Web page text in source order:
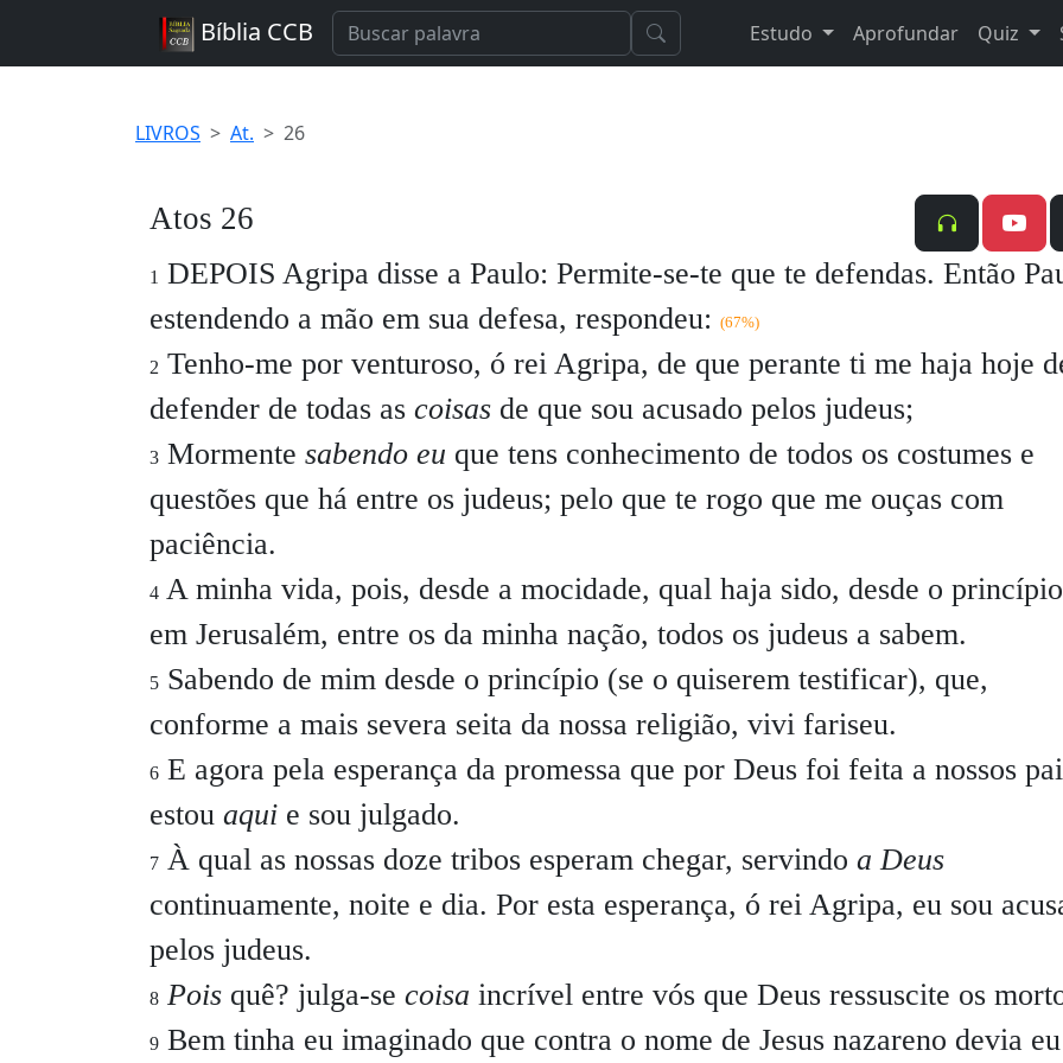
Bíblia CCB Estudo Aprofundar Quiz
LIVROS At. 26
Atos 26
1 DEPOIS Agripa disse a Paulo: Permite-se-te que te defendas. Então
estendendo a mão em sua defesa, respondeu: (67%)
2 Tenho-me por venturoso, ó rei Agripa, de que perante ti me haja hoje
defender de todas as coisas de que sou acusado pelos judeus;
3 Mormente sabendo eu que tens conhecimento de todos os costumes e
questões que há entre os judeus; pelo que te rogo que me ouças com
paciência.
4 A minha vida, pois, desde a mocidade, qual haja sido, desde o
em Jerusalém, entre os da minha nação, todos os judeus a sabem.
5 Sabendo de mim desde o princípio (se o quiserem testificar), que,
conforme a mais severa seita da nossa religião, vivi fariseu.
6 E agora pela esperança da promessa que por Deus foi feita a nossos
estou aqui e sou julgado.
7 À qual as nossas doze tribos esperam chegar, servindo a Deus
continuamente, noite e dia. Por esta esperança, ó rei Agripa, eu sou
pelos judeus.
8 Pois quê? julga-se coisa incrível entre vós que Deus ressuscite os
9 Bem tinha eu imaginado que contra o nome de Jesus nazareno devia eu